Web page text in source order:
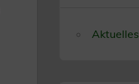
Aktuelles